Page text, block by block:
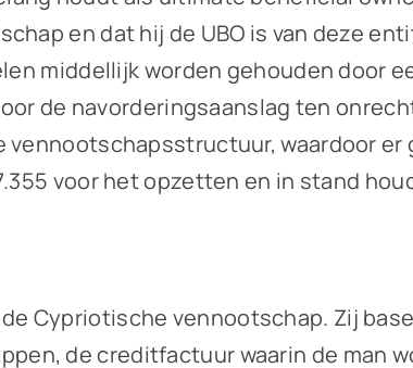
en dat hij de UBO is van deze
middellijk worden gehouden door
de navorderingsaanslag ten
waardoor er
voor het opzetten en in stand
Cypriotische vennootschap. Zij
de creditfactuur waarin de man